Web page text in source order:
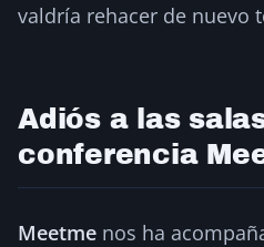
valdría rehacer de nuevo
Adiós a las
conferencia
Meetme nos ha